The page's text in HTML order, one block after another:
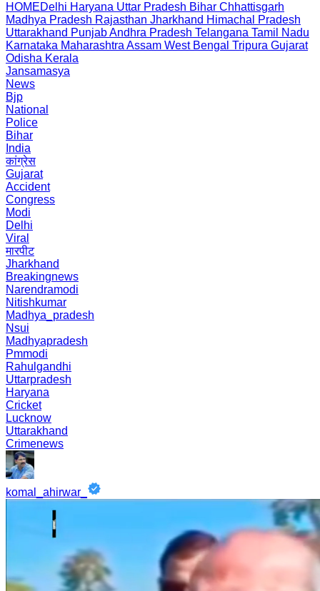
HOMEDelhi Haryana Uttar Pradesh Bihar Chhattisgarh
Madhya Pradesh Rajasthan Jharkhand Himachal Pradesh
Uttarakhand PunjabAndhra Pradesh Telangana Tamil Nadu
Karnataka Maharashtra Assam West Bengal Tripura Gujarat
Odisha Kerala
Jansamasya
News
Bjp
National
Police
Bihar
India
कांग्रेस
Gujarat
Accident
Congress
Modi
Delhi
Viral
मारपीट
Jharkhand
Breakingnews
Narendramodi
Nitishkumar
Madhya_pradesh
Nsui
Madhyapradesh
Pmmodi
Rahulgandhi
Uttarpradesh
Haryana
Cricket
Lucknow
Uttarakhand
Crimenews
komal_ahirwar_